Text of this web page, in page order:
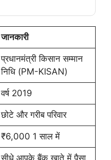
जानकारी
प्रधानमंत्री किसान सम्मान
निधि (PM-KISAN)
वर्ष 2019
छोटे और गरीब परिवार
₹6,000 1 साल में
सीधे आपके बैंक खाते में पैसा